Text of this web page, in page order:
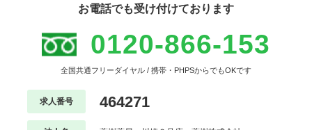
お電話でも受け付けております
0120-866-153
全国共通フリーダイヤル / 携帯・PHPSからでもOKです
求人番号 464271